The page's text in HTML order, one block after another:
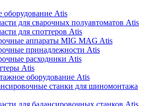
оборудование Atis
для сварочных полуавтоматов Atis
для споттеров Atis
аппараты MIG MAG Atis
принадлежности Atis
расходники Atis
Atis
оборудование Atis
станки для шиномонтажа
для балансировочных станков Atis